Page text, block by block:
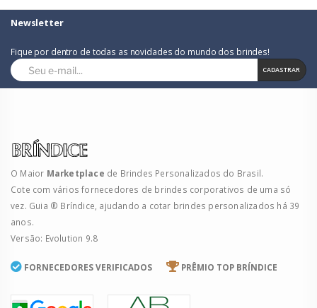
Newsletter
Fique por dentro de todas as novidades do mundo dos brindes!
CADASTRAR
O Maior Marketplace de Brindes Personalizados do Brasil.
Cote com vários fornecedores de brindes corporativos de uma só
vez. Guia ® Bríndice, ajudando a cotar brindes personalizados há 39
anos.
Versão: Evolution 9.8
FORNECEDORES VERIFICADOS PRÊMIO TOP BRÍNDICE